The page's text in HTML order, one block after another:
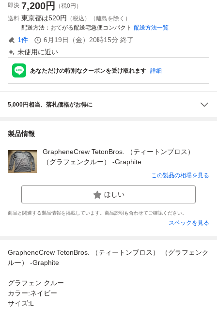
即決 7,200円
（税0円）
送料 東京都は520円
（税込）（離島を除く）
配送方法
おてがる配送宅急便コンパクト 配送方法一覧
1件 6月19日（金）20時15分 終了
未使用に近い
あなただけの特別なクーポンを受け取れます 詳細
5,000円相当、落札価格がお得に
製品情報
GrapheneCrew TetonBros. （ティートンブロス）
（グラフェンクルー） -Graphite
この製品の相場を見る
ほしい
商品と関連する製品情報を掲載しています。商品説明も合わせてご確認ください。
スペックを見る
GrapheneCrew TetonBros. （ティートンブロス） （グラフェンク
ルー） -Graphite
グラフェン クルー
カラー:ネイビー
サイズ:L